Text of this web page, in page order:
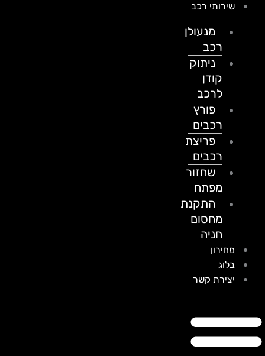
שירותי רכב
מנעולן
ניתוק
לרכב
פורץ
רכבים
פריצת
רכבים
שחזור
מפתח
התקנת
מחסום
חניה
מחירון
בלוג
יצירת קשר